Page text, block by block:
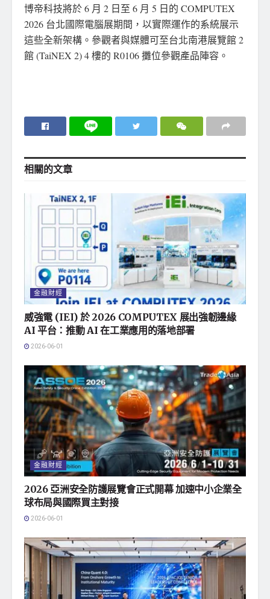
博帝科技將於 6 月 2 日至 6 月 5 日的 COMPUTEX
2026 台北國際電腦展期間，以實際運作的系統展示
這些全新架構。參觀者與媒體可至台北南港展覽館 2
館 (TaiNEX 2) 4 樓的 R0106 攤位參觀產品陣容。
相關的文章
金融財經
威強電 (IEI) 於 2026 COMPUTEX 展出強韌邊緣
AI 平台：推動 AI 在工業應用的落地部署
2026-06-01
金融財經
2026 亞洲安全防護展覽會正式開幕 加速中小企業全
球布局與國際買主對接
2026-06-01